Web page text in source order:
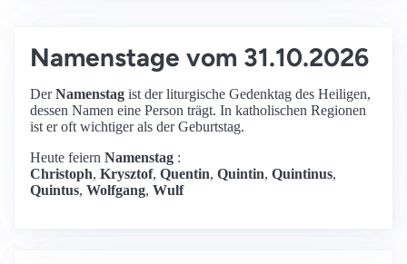
Namenstage vom 31.10.2026
DerNamenstag ist der liturgische Gedenktag des Heiligen,
dessen Namen eine Person trägt. In katholischen Regionen
ist er oft wichtiger als der Geburtstag.
Heute feiern Namenstag :
Christoph, Krysztof, Quentin, Quintin, Quintinus,
Quintus, Wolfgang, Wulf